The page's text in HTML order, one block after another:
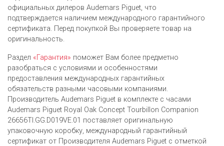
официальных дилеров Audemars Piguet, что
подтверждается наличием международного гарантийного
сертификата. Перед покупкой Вы проверяете товар на
оригинальность.
Раздел «Гарантия» поможет Вам более предметно
разобраться с условиями и особенностями
предоставления международных гарантийных
обязательств разными часовыми компаниями.
Производитель Audemars Piguet в комплекте с часами
Audemars Piguet Royal Oak Concept Tourbillon Companion
26656TI.GG.D019VE.01 поставляет оригинальную
упаковочную коробку, международный гарантийный
сертификат от Производителя Audemars Piguet c отметкой